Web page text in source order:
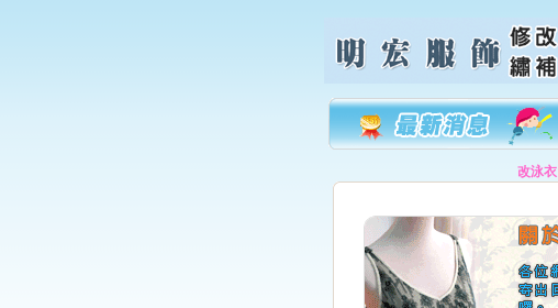
改泳衣